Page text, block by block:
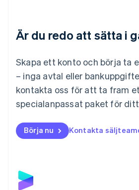
Är du redo att sätta i
Skapa ett konto och börja ta
– inga avtal eller
kontakta oss för att ta fram
specialanpassat paket för
Börja nu Kontakta
Malaysia
English
Mexiko
Nederländerna
NederlandsEnglish
English
Nya Zeeland
Portugal
Português